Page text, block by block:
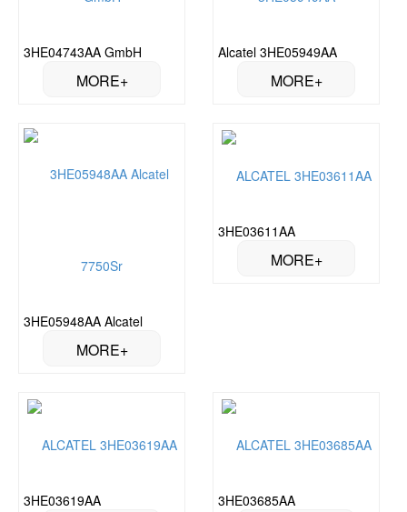
3HE04743AA GmbH Alcatel 3HE05949AA
3HE05948AA Alcatel
3HE03611AA
3HE03619AA 3HE03685AA